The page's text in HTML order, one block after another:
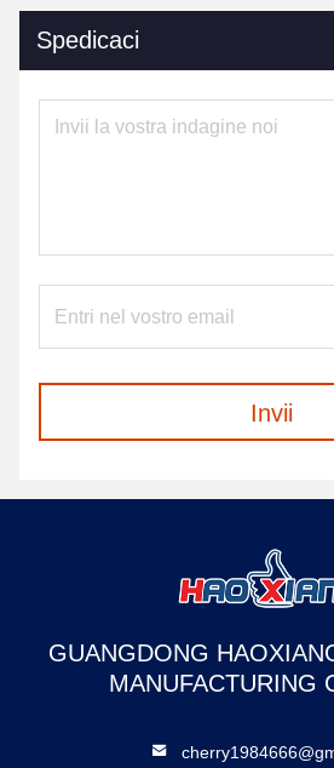
Spedicaci
Invii
GUANGDONG
MANUFACTURING